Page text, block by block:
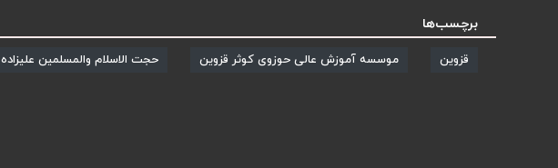
برچسب‌ها
قزوین موسسه آموزش عالی حوزوی کوثر قزوین حجت الاسلام والمسلمین علیزاده